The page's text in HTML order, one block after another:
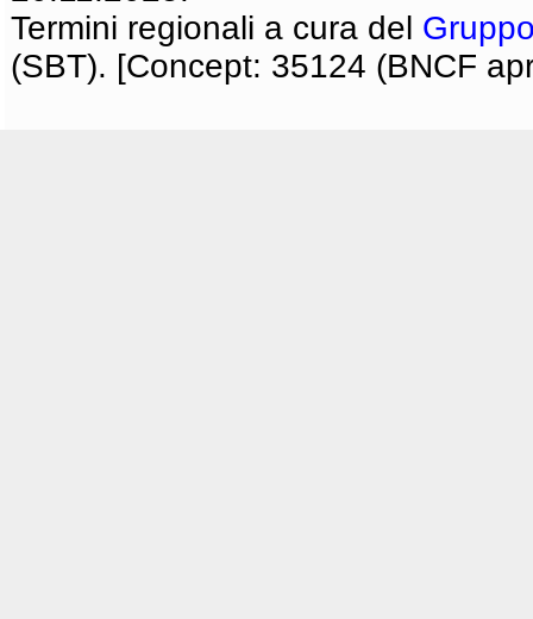
Termini regionali a cura del
(SBT). [Concept: 35124 (BNCF